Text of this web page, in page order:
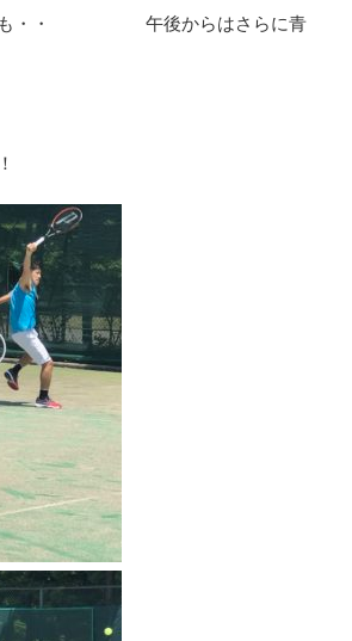
手も・・ 午後からはさらに青